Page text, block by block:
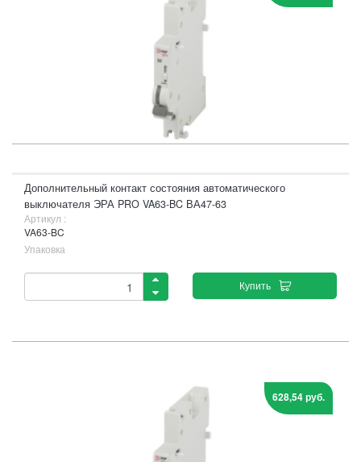
Дополнительный контакт состояния автоматического
выключателя ЭРА PRO VA63-BC ВА47-63
Артикул :
VA63-BC
Упаковка
Купить
628,54 руб.